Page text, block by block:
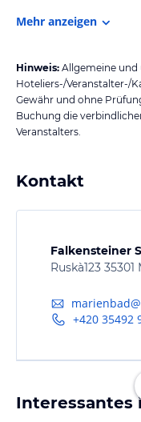
Mehr anzeigen
Hinweis: Allgemeine
Hoteliers-/Veranstalter-/
Gewähr und ohne
Buchung die
Veranstalters.
Kontakt
Falkensteiner
Ruskà123
+420 35492
Interessantes